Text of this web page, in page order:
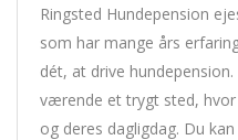
Ringsted Hundepension
som har mange års
dét, at drive
værende et trygt sted,
og deres dagligdag. Du